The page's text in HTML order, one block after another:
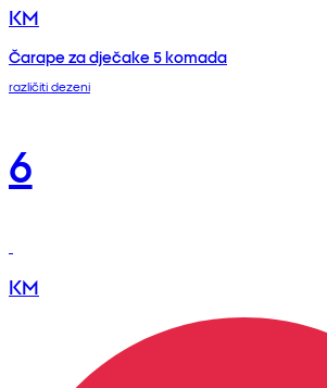
KM
Čarape za dječake 5 komada
različiti dezeni
6
KM